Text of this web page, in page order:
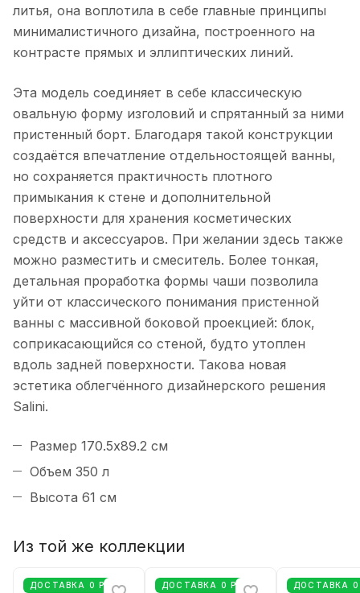
литья, она воплотила в себе главные принципы
минималистичного дизайна, построенного на
контрасте прямых и эллиптических линий.
Эта модель соединяет в себе классическую
овальную форму изголовий и спрятанный за ними
пристенный борт. Благодаря такой конструкции
создаётся впечатление отдельностоящей ванны,
но сохраняется практичность плотного
примыкания к стене и дополнительной
поверхности для хранения косметических
средств и аксессуаров. При желании здесь также
можно разместить и смеситель. Более тонкая,
детальная проработка формы чаши позволила
уйти от классического понимания пристенной
ванны с массивной боковой проекцией: блок,
соприкасающийся со стеной, будто утоплен
вдоль задней поверхности. Такова новая
эстетика облегчённого дизайнерского решения
Salini.
Размер 170.5х89.2 см
Объем 350 л
Высота 61 см
Из той же коллекции
ДОСТАВКА 0 РУБ
ДОСТАВКА 0 РУБ
ДОСТАВКА 0